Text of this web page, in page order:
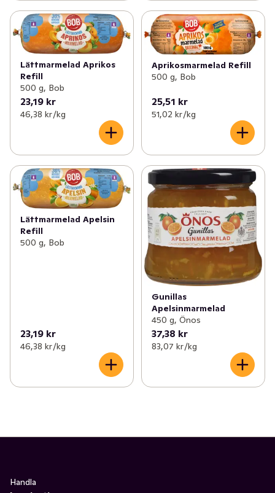
Lättmarmelad Aprikos
Refill
500 g, Bob
23,19 kr
46,38 kr /kg
Aprikosmarmelad Refill
500 g, Bob
25,51 kr
51,02 kr /kg
Lättmarmelad Apelsin
Refill
500 g, Bob
23,19 kr
46,38 kr /kg
Gunillas
Apelsinmarmelad
450 g, Önos
37,38 kr
83,07 kr /kg
Handla